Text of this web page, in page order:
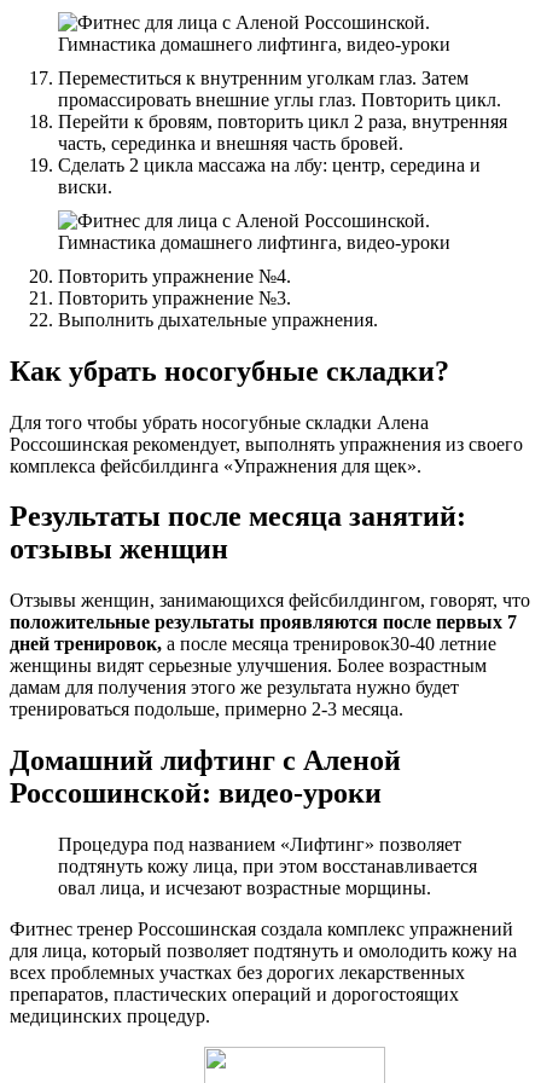
Переместиться к внутренним уголкам глаз. Затем
промассировать внешние углы глаз. Повторить цикл.
Перейти к бровям, повторить цикл 2 раза, внутренняя
часть, серединка и внешняя часть бровей.
Сделать 2 цикла массажа на лбу: центр, середина и
виски.
Повторить упражнение №4.
Повторить упражнение №3.
Выполнить дыхательные упражнения.
Как убрать носогубные складки?
Для того чтобы убрать носогубные складки Алена
Россошинская рекомендует, выполнять упражнения из своего
комплекса фейсбилдинга «Упражнения для щек».
Результаты после месяца занятий:
отзывы женщин
Отзывы женщин, занимающихся фейсбилдингом, говорят, что
положительные результаты проявляются после первых 7
дней тренировок, а после месяца тренировок30-40 летние
женщины видят серьезные улучшения. Более возрастным
дамам для получения этого же результата нужно будет
тренироваться подольше, примерно 2-3 месяца.
Домашний лифтинг с Аленой
Россошинской: видео-уроки
Процедура под названием «Лифтинг» позволяет
подтянуть кожу лица, при этом восстанавливается
овал лица, и исчезают возрастные морщины.
Фитнес тренер Россошинская создала комплекс упражнений
для лица, который позволяет подтянуть и омолодить кожу на
всех проблемных участках без дорогих лекарственных
препаратов, пластических операций и дорогостоящих
медицинских процедур.